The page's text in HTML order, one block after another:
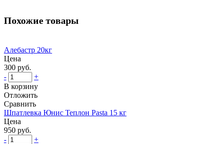
Похожие товары
Алебастр 20кг
Цена
300 руб.
-
+
В корзину
Отложить
Сравнить
Шпатлевка Юнис Теплон Pasta 15 кг
Цена
950 руб.
-
+